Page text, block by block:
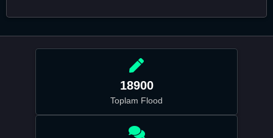
18900
Toplam Flood